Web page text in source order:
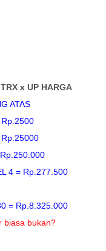
x UP HARGA
ATAS
4 = Rp.277.500
= Rp.8.325.000
biasa bukan?